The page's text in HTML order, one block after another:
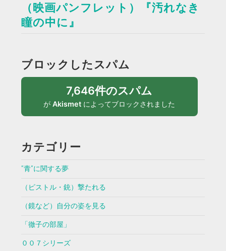
（映画パンフレット）『汚れなき
瞳の中に』
ブロックしたスパム
7,646件のスパム
がAkismet によってブロックされました
カテゴリー
”青”に関する夢
（ピストル・銃）撃たれる
（鏡など）自分の姿を見る
「徹子の部屋」
００７シリーズ